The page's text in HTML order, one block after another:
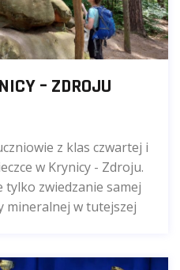
– ZDROJU
z klas czwartej i
w Krynicy - Zdroju.
tylko zwiedzanie samej
mineralnej w tutejszej